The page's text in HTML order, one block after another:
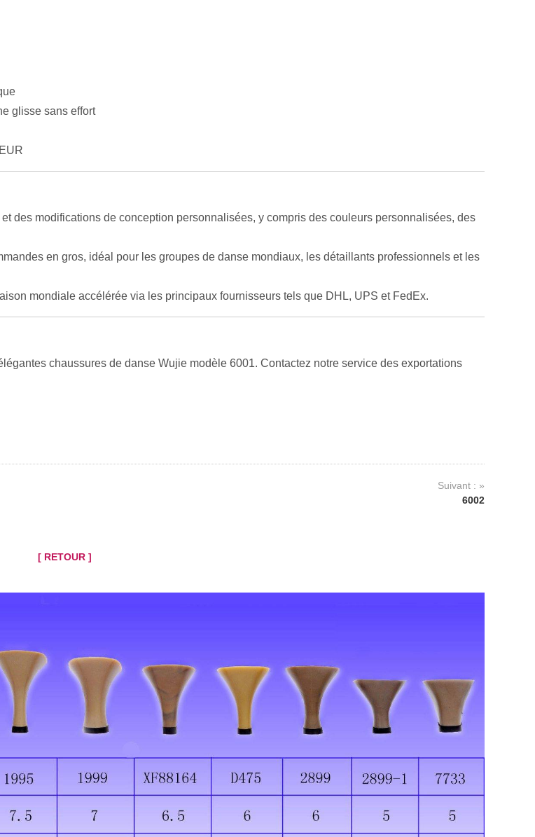
glisse sans effort
des modifications de conception personnalisées, y compris des couleurs personnalisées, des
en gros, idéal pour les groupes de danse mondiaux, les détaillants professionnels et les
mondiale accélérée via les principaux fournisseurs tels que DHL, UPS et FedEx.
chaussures de danse Wujie modèle 6001. Contactez notre service des exportations
Suivant : »
6002
[ RETOUR ]